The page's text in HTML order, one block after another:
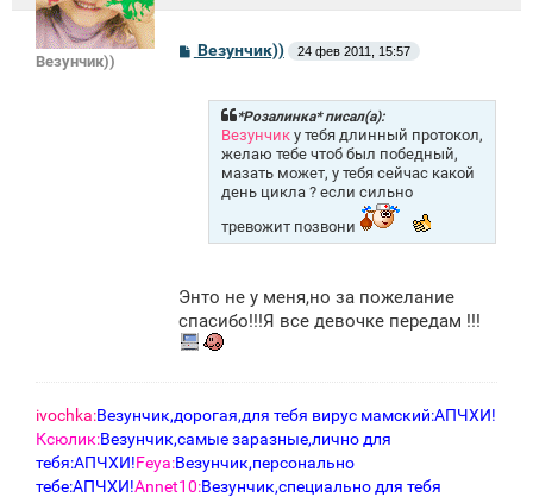
Везунчик))
СВезунчик)) 24 фев 2011, 15:57
*Розалинка* писал(а):
Везунчик у тебя длинный протокол,
желаю тебе чтоб был победный,
мазать может, у тебя сейчас какой
день цикла ? если сильно
тревожит позвони
Энто не у меня,но за пожелание
спасибо!!!Я все девочке передам !!!
ivochka:Везунчик,дорогая,для тебя вирус мамский:АПЧХИ!
Ксюлик:Везунчик,самые заразные,лично для
тебя:АПЧХИ!Feya:Везунчик,персонально
тебе:АПЧХИ!Annet10:Везунчик,специально для тебя